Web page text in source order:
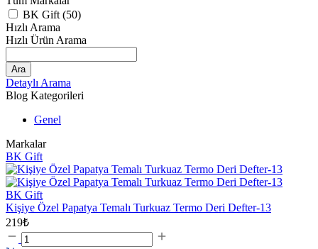
BK Gift (50)
Hızlı Arama
Hızlı Ürün Arama
Ara
Detaylı Arama
Blog Kategorileri
Genel
Markalar
BK Gift
BK Gift
Kişiye Özel Papatya Temalı Turkuaz Termo Deri Defter-13
219₺